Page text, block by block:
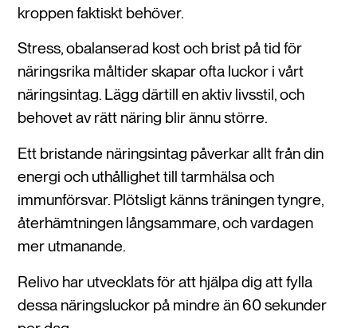
kroppen faktiskt behöver.
Stress, obalanserad kost och brist på tid för
näringsrika måltider skapar ofta luckor i vårt
näringsintag. Lägg därtill en aktiv livsstil, och
behovet av rätt näring blir ännu större.
Ett bristande näringsintag påverkar allt från din
energi och uthållighet till tarmhälsa och
immunförsvar. Plötsligt känns träningen tyngre,
återhämtningen långsammare, och vardagen
mer utmanande.
Relivo har utvecklats för att hjälpa dig att fylla
dessa näringsluckor på mindre än 60 sekunder